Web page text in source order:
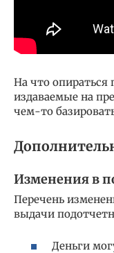
На что опираться
издаваемые на
чем-то
Изменения в
Перечень
выдачи
Деньги